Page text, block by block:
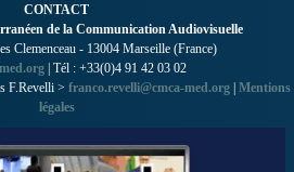
CONTACT
de la Communication Audiovisuelle
Clemenceau - 13004 Marseille (France)
| Tél : +33(0)4 91 42 03 02
F.Revelli > franco.revelli@cmca-med.org | Mentions
légales